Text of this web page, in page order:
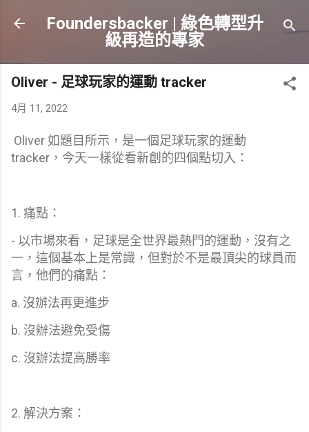
跳到主要內容
Foundersbacker | 綠色轉型升
級再造的專家
Oliver - 足球玩家的運動 tracker
4月 11, 2022
Oliver 如題目所示，是一個足球玩家的運動
tracker，今天一樣從看新創的四個點切入：
1. 痛點：
- 以市場來看，足球是全世界最熱門的運動，沒有之
一，這個基本上是常識，但對於不是最頂尖的球員而
言，他們的痛點：
a. 沒辦法再更進步
b. 沒辦法避免受傷
c. 沒辦法提高勝率
2. 解決方案：